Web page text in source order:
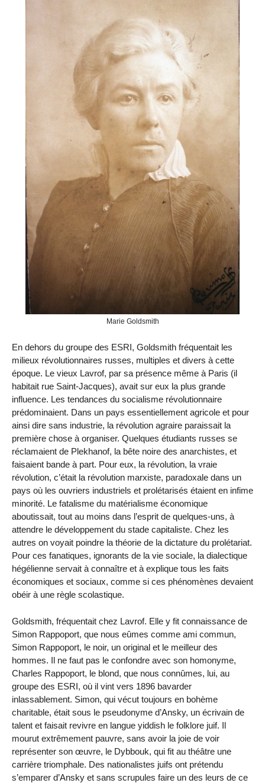
Marie Goldsmith
En dehors du groupe des ESRI, Goldsmith fréquentait les
milieux révolutionnaires russes, multiples et divers à cette
époque. Le vieux Lavrof, par sa présence même à Paris (il
habitait rue Saint-Jacques), avait sur eux la plus grande
influence. Les tendances du socialisme révolutionnaire
prédominaient. Dans un pays essentiellement agricole et pour
ainsi dire sans industrie, la révolution agraire paraissait la
première chose à organiser. Quelques étudiants russes se
réclamaient de Plekhanof, la bête noire des anarchistes, et
faisaient bande à part. Pour eux, la révolution, la vraie
révolution, c’était la révolution marxiste, paradoxale dans un
pays où les ouvriers industriels et prolétarisés étaient en infime
minorité. Le fatalisme du matérialisme économique
aboutissait, tout au moins dans l’esprit de quelques-uns, à
attendre le développement du stade capitaliste. Chez les
autres on voyait poindre la théorie de la dictature du prolétariat.
Pour ces fanatiques, ignorants de la vie sociale, la dialectique
hégélienne servait à connaître et à explique tous les faits
économiques et sociaux, comme si ces phénomènes devaient
obéir à une règle scolastique.
Goldsmith, fréquentait chez Lavrof. Elle y fit connaissance de
Simon Rappoport, que nous eûmes comme ami commun,
Simon Rappoport, le noir, un original et le meilleur des
hommes. Il ne faut pas le confondre avec son homonyme,
Charles Rappoport, le blond, que nous connûmes, lui, au
groupe des ESRI, où il vint vers 1896 bavarder
inlassablement. Simon, qui vécut toujours en bohème
charitable, était sous le pseudonyme d’Ansky, un écrivain de
talent et faisait revivre en langue yiddish le folklore juif. Il
mourut extrêmement pauvre, sans avoir la joie de voir
représenter son œuvre, le Dybbouk, qui fit au théâtre une
carrière triomphale. Des nationalistes juifs ont prétendu
s’emparer d’Ansky et sans scrupules faire un des leurs de ce